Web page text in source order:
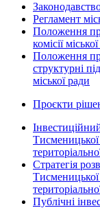
Регламент
Положення
комісії
Положення
структурні
міської ради
Проєкти
Тисменицької
Стратегія
Тисменицької
Публічні